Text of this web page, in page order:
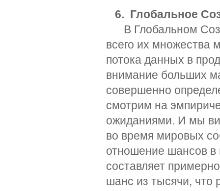
6. Глобальное
В Глобальном
всего их множества
потока данных в
внимание больших
совершенно
смотрим на
ожиданиями. И мы
во время мировых
отношение шансов в
составляет
шанс из тысячи, что